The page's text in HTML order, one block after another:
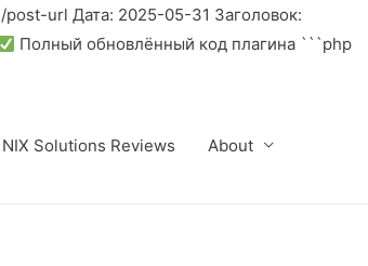
url Дата: 2025-05-31 Заголовок:
Полный обновлённый код плагина ```php
NIX Solutions Reviews About